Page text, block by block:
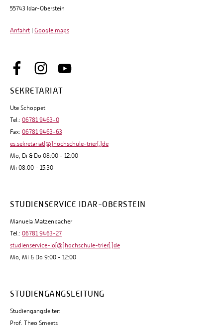
55743 Idar-Oberstein
Anfahrt Google maps
SEKRETARIAT
Ute Schoppet
Tel.: 06781 9463-0
Fax: 06781 9463-63
es.sekretariat[@]hochschule-trier[.]de
Mo, Di & Do 08:00 - 12:00
Mi 08:00 - 15:30
STUDIENSERVICE IDAR-OBERSTEIN
Manuela Matzenbacher
Tel.: 06781 9463-27
studienservice-io[@]hochschule-trier[.]de
Mo, Mi & Do 9:00 - 12:00
STUDIENGANGSLEITUNG
Studiengangsleiter:
Prof. Theo Smeets